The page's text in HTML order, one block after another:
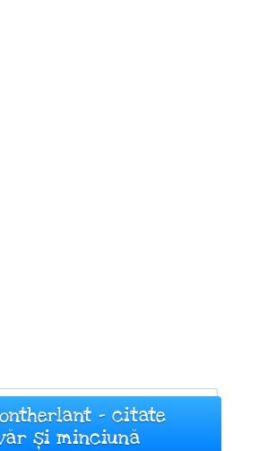
- citate
și minciună